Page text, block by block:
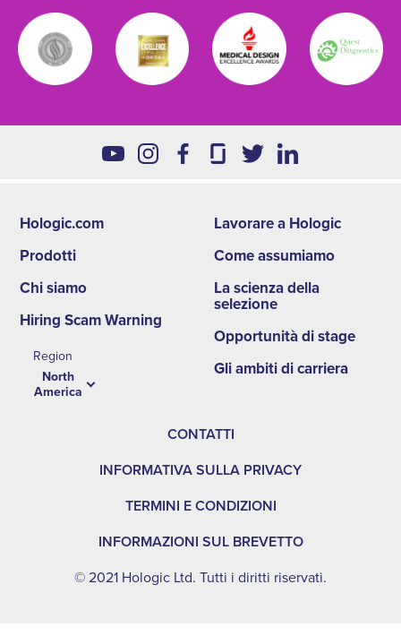
Hologic.com
Prodotti
Chi siamo
Hiring Scam Warning
Region
North
America
Footer
second
menu
NA
Lavorare a Hologic
Come assumiamo
La scienza della
selezione
Opportunità di stage
Gli ambiti di carriera
CONTATTI
INFORMATIVA SULLA PRIVACY
TERMINI E CONDIZIONI
INFORMAZIONI SUL BREVETTO
© 2021 Hologic Ltd. Tutti i diritti riservati.